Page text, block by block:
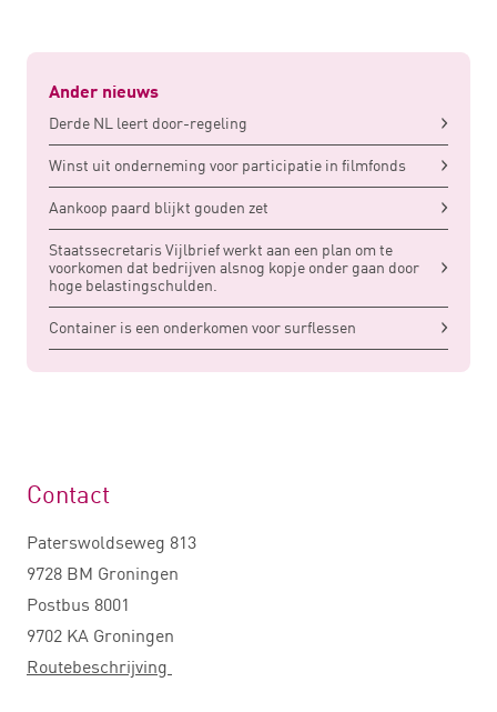
Ander nieuws
Derde NL leert door-regeling
Winst uit onderneming voor participatie in filmfonds
Aankoop paard blijkt gouden zet
Staatssecretaris Vijlbrief werkt aan een plan om te
voorkomen dat bedrijven alsnog kopje onder gaan door
hoge belastingschulden.
Container is een onderkomen voor surflessen
Contact
Paterswoldseweg 813
9728 BM Groningen
Postbus 8001
9702 KA Groningen
Routebeschrijving